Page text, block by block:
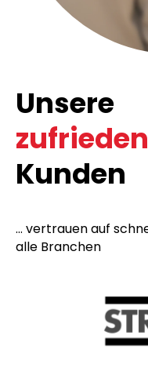
Unsere
Kunden
... vertrauen auf
alle Branchen